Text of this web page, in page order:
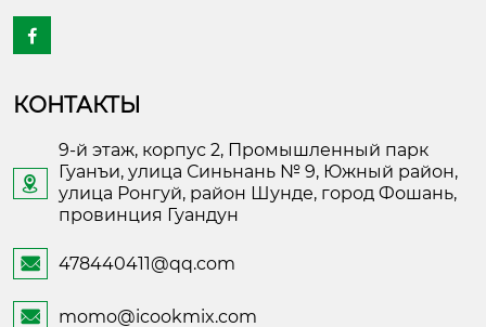

КОНТАКТЫ

9-й этаж, корпус 2, Промышленный парк
Гуанъи, улица Синьнань № 9, Южный район,
улица Ронгуй, район Шунде, город Фошань,
провинция Гуандун
 478440411@qq.com
 momo@icookmix.com